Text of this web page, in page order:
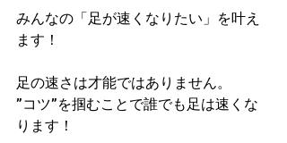
みんなの「足が速くなりたい」を叶え
ます！
足の速さは才能ではありません。
”コツ”を掴むことで誰でも足は速くな
ります！